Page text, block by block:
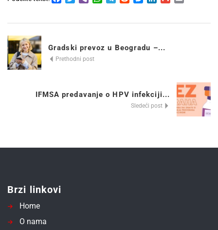
Gradski prevoz u Beogradu –...
Prethodni post
IFMSA predavanje o HPV infekciji...
Sledeći post
Brzi linkovi
Home
O nama